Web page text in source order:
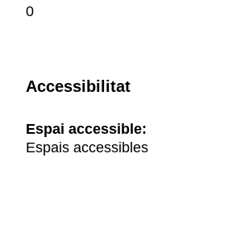
0
Accessibilitat
Espai accessible:
Espais accessibles